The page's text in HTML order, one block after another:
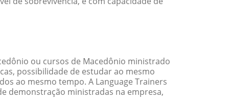
ou cursos de Macedônio ministrado
possibilidade de estudar ao mesmo
ao mesmo tempo. A Language Trainers
demonstração ministradas na empresa,